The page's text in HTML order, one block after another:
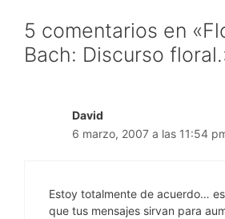
5 comentarios en
Bach: Discurso
David
6 marzo, 2007 a las 11:54
Estoy totalmente de acuerdo…
que tus mensajes sirvan para